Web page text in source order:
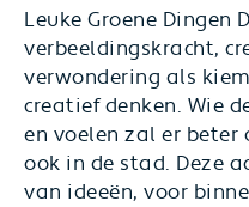
Leuke Groene Dingen
verbeeldingskracht,
verwondering als
creatief denken. Wie
en voelen zal er beter
ook in de stad. Deze
van ideeën, voor